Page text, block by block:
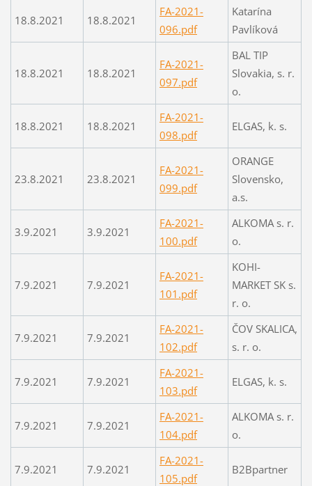
18.8.2021 18.8.2021
FA-2021-
096.pdf
Katarína
Pavlíková
18.8.2021 18.8.2021
FA-2021-
097.pdf
BAL TIP
Slovakia, s. r.
o.
18.8.2021 18.8.2021
FA-2021-
098.pdf
ELGAS, k. s.
23.8.2021 23.8.2021
FA-2021-
099.pdf
ORANGE
Slovensko,
a.s.
3.9.2021 3.9.2021
FA-2021-
100.pdf
ALKOMA s. r.
o.
7.9.2021 7.9.2021
FA-2021-
101.pdf
KOHI-
MARKET SK s.
r. o.
7.9.2021 7.9.2021
FA-2021-
102.pdf
ČOV SKALICA,
s. r. o.
7.9.2021 7.9.2021
FA-2021-
103.pdf
ELGAS, k. s.
7.9.2021 7.9.2021
FA-2021-
104.pdf
ALKOMA s. r.
o.
7.9.2021 7.9.2021
FA-2021-
105.pdf
B2Bpartner